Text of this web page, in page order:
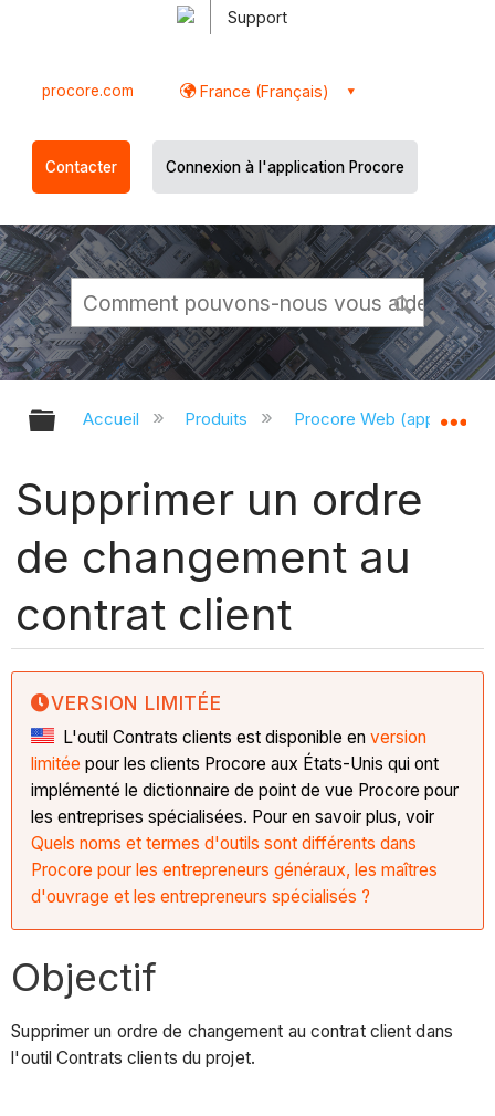
Support
procore.com France (Français)
Contacter Connexion à l'application Procore
Développer/réduire la hiérarchie
Accueil Produits Procore Web
Supprimer un ordre
de changement au
contrat client
VERSION LIMITÉE
L'outil Contrats clients est disponible enversion
limitée pour les clients Procore aux États-Unis qui ont
implémenté le dictionnaire de point de vue Procore pour
les entreprises spécialisées. Pour en savoir plus, voir
Quels noms et termes d'outils sont différents dans
Procore pour les entrepreneurs généraux, les maîtres
d'ouvrage et les entrepreneurs spécialisés ?
Objectif
Supprimer un ordre de changement au contrat client dans
l'outil Contrats clients du projet.